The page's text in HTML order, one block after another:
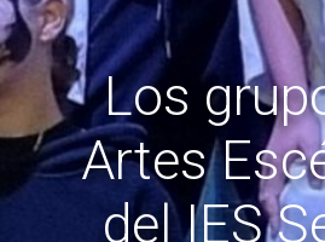
Los
Artes
del IES